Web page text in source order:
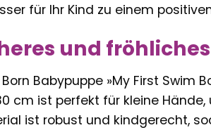
für Ihr Kind zu einem
und
Babypuppe »My First Swim
cm ist perfekt für kleine
ist robust und kindgerecht,